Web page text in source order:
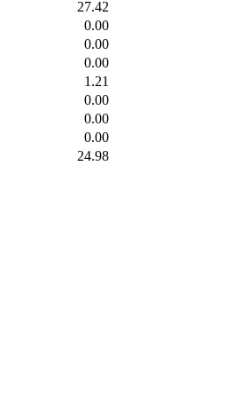
27.42
0.00
0.00
0.00
1.21
0.00
0.00
0.00
24.98